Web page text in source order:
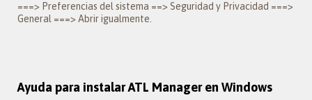
===> Preferencias del sistema ==> Seguridad y Privacidad ===>
General ===> Abrir igualmente.
Ayuda para instalar ATL Manager en Windows